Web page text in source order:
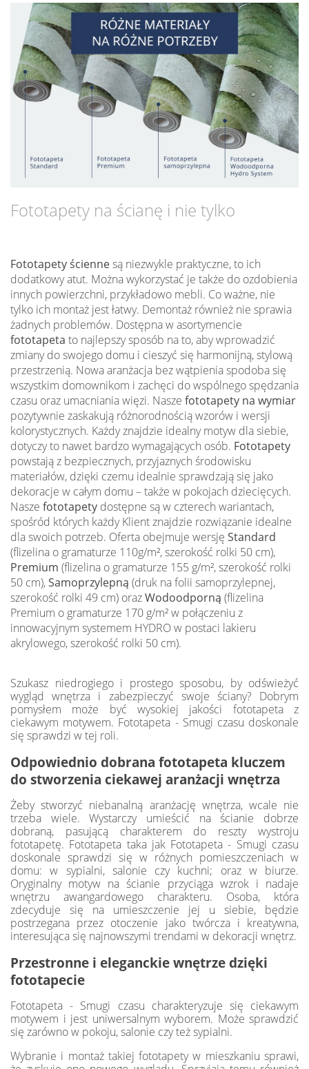
Fototapety na ścianę i nie tylko
Fototapety ściennesą niezwykle praktyczne, to ich
dodatkowy atut. Można wykorzystać je także do ozdobienia
innych powierzchni, przykładowo mebli. Co ważne, nie
tylko ich montaż jest łatwy. Demontaż również nie sprawia
żadnych problemów. Dostępna w asortymencie
fototapeta to najlepszy sposób na to, aby wprowadzić
zmiany do swojego domu i cieszyć się harmonijną, stylową
przestrzenią. Nowa aranżacja bez wątpienia spodoba się
wszystkim domownikom i zachęci do wspólnego spędzania
czasu oraz umacniania więzi. Nasze fototapety na wymiar
pozytywnie zaskakują różnorodnością wzorów i wersji
kolorystycznych. Każdy znajdzie idealny motyw dla siebie,
dotyczy to nawet bardzo wymagających osób. Fototapety
powstają z bezpiecznych, przyjaznych środowisku
materiałów, dzięki czemu idealnie sprawdzają się jako
dekoracje w całym domu – także w pokojach dziecięcych.
Nasze fototapety dostępne są w czterech wariantach,
spośród których każdy Klient znajdzie rozwiązanie idealne
dla swoich potrzeb. Oferta obejmuje wersję Standard
(flizelina o gramaturze 110g/m², szerokość rolki 50 cm),
Premium (flizelina o gramaturze 155 g/m², szerokość rolki
50 cm),Samoprzylepną (druk na folii samoprzylepnej,
szerokość rolki 49 cm) orazWodoodporną (flizelina
Premium o gramaturze 170 g/m² w połączeniu z
innowacyjnym systemem HYDRO w postaci lakieru
akrylowego, szerokość rolki 50 cm).
Szukasz niedrogiego i prostego sposobu, by odświeżyć
wygląd wnętrza i zabezpieczyć swoje ściany? Dobrym
pomysłem może być wysokiej jakości fototapeta z
ciekawym motywem. Fototapeta - Smugi czasu doskonale
się sprawdzi w tej roli.
Odpowiednio dobrana fototapeta kluczem
do stworzenia ciekawej aranżacji wnętrza
Żeby stworzyć niebanalną aranżację wnętrza, wcale nie
trzeba wiele. Wystarczy umieścić na ścianie dobrze
dobraną, pasującą charakterem do reszty wystroju
fototapetę. Fototapeta taka jak Fototapeta - Smugi czasu
doskonale sprawdzi się w różnych pomieszczeniach w
domu: w sypialni, salonie czy kuchni; oraz w biurze.
Oryginalny motyw na ścianie przyciąga wzrok i nadaje
wnętrzu awangardowego charakteru. Osoba, która
zdecyduje się na umieszczenie jej u siebie, będzie
postrzegana przez otoczenie jako twórcza i kreatywna,
interesująca się najnowszymi trendami w dekoracji wnętrz.
Przestronne i eleganckie wnętrze dzięki
fototapecie
Fototapeta - Smugi czasu charakteryzuje się ciekawym
motywem i jest uniwersalnym wyborem. Może sprawdzić
się zarówno w pokoju, salonie czy też sypialni.
Wybranie i montaż takiej fototapety w mieszkaniu sprawi,